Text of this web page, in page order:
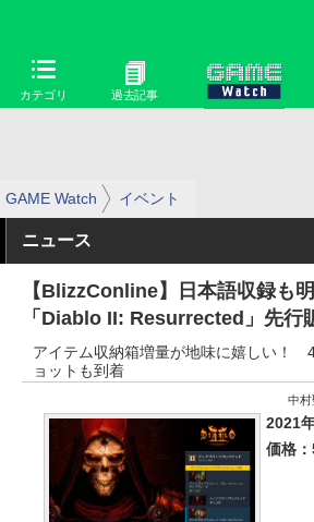
カテゴリ 過去記事
GAME Watch イベント
ニュース
【BlizzConline】日本語収録も明
「Diablo II: Resurrected」先行
アイテム収納箱増量が地味に嬉しい！
ョットも到着
中村
2021
価格：